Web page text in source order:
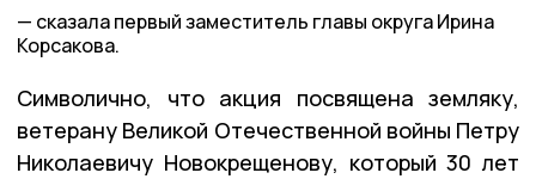
сказала первый заместитель главы округа Ирина
Корсакова.
Символично, что акция посвящена земляку,
ветерану Великой Отечественной войны Петру
Николаевичу Новокрещенову, который 30 лет